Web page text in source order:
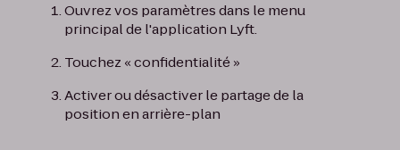
Ouvrez vos paramètres dans le menu
principal de l'application Lyft.
Touchez « confidentialité »
Activer ou désactiver le partage de la
position en arrière-plan